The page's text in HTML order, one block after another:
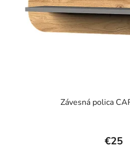
Závesná polica
€25